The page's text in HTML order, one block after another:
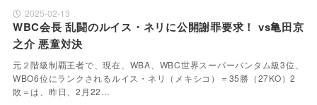
2025-02-13
WBC会長 乱闘のルイス・ネリに公開謝罪要求！ vs亀田京
之介 悪童対決
元２階級制覇王者で、現在、WBA、WBC世界スーパーバンタム級3位、
WBO6位にランクされるルイス・ネリ（メキシコ）＝35勝（27KO）2
敗＝は、昨日、2月22…